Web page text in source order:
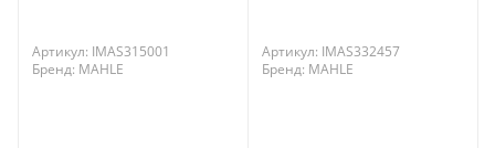
Артикул: IMAS315001
Бренд: MAHLE
Артикул: IMAS332457
Бренд: MAHLE